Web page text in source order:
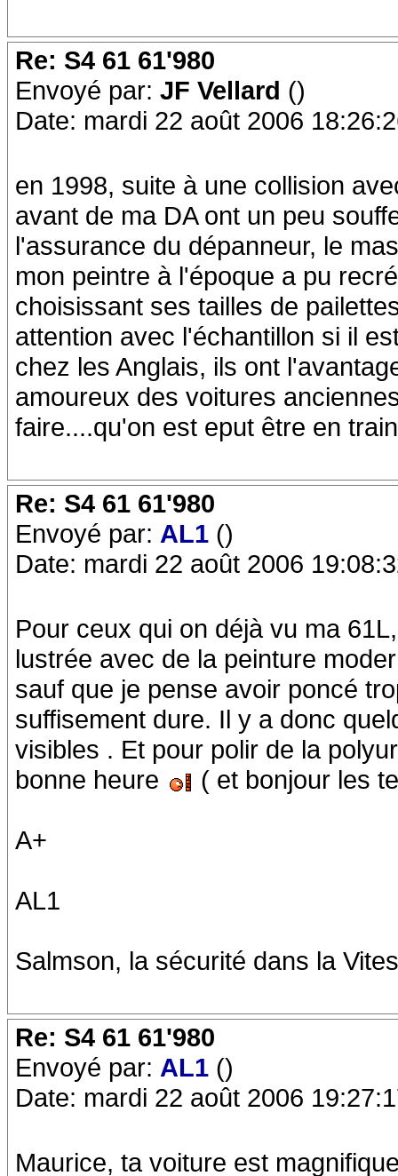
Re: S4 61 61'980
Envoyé par: JF Vellard ()
Date: mardi 22 août 2006
en 1998, suite à une collision
avant de ma DA ont un peu
l'assurance du dépanneur, le
mon peintre à l'époque a pu
choisissant ses tailles de
attention avec l'échantillon si il
chez les Anglais, ils ont
amoureux des voitures
faire....qu'on est eput être en
Re: S4 61 61'980
Envoyé par: AL1 ()
Date: mardi 22 août 2006
Pour ceux qui on déjà vu ma
lustrée avec de la peinture
sauf que je pense avoir poncé
suffisement dure. Il y a donc
visibles . Et pour polir de la
bonne heure
( et bonjour les
A+
AL1
Salmson, la sécurité dans la
Re: S4 61 61'980
Envoyé par: AL1 ()
Date: mardi 22 août 2006
Maurice, ta voiture est